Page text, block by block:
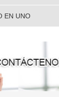
EN UNO